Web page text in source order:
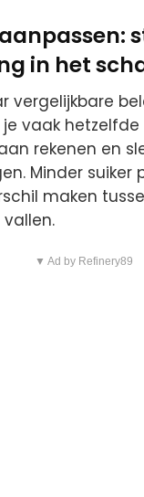
in het
vergelijkbare
je vaak
rekenen en
Minder suiker
maken
▼ Ad by Refinery89